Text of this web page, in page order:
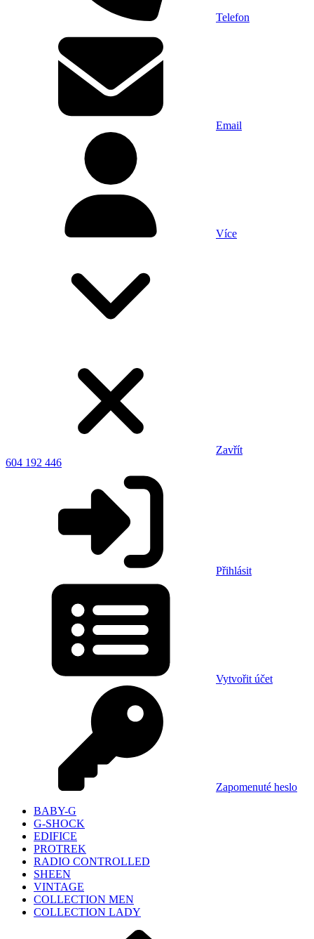
Telefon
Email
Více
Zavřít
604 192 446
Přihlásit
Vytvořit účet
Zapomenuté heslo
BABY-G
G-SHOCK
EDIFICE
PROTREK
RADIO CONTROLLED
SHEEN
VINTAGE
COLLECTION MEN
COLLECTION LADY